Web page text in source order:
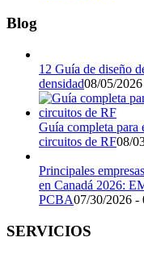
Blog
12 Guía de diseño
densidad08/05/
Guía completa para
circuitos de RF08/
Principales
en Canadá 2026:
PCBA07/30/2026 -
SERVICIOS